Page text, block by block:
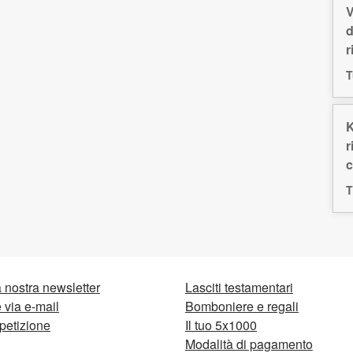
nostra newsletter
via e-mail
Lasciti testamentari
Bomboniere e regali
Il tuo 5x1000
Modalità di pagamento